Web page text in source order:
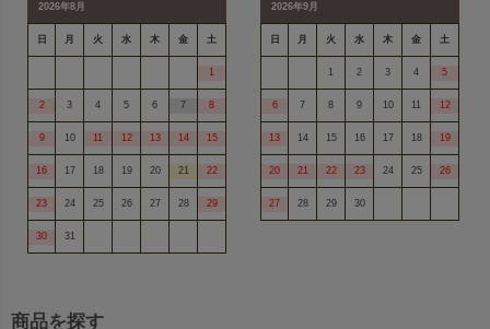
2026年8月
日 月 火 水 木 金 土
1
2 3 4 5 6 7 8
9 10 11 12 13 14 15
16 17 18 19 20 21 22
23 24 25 26 27 28 29
30 31
2026年9月
日 月 火 水 木 金 土
1 2 3 4 5
6 7 8 9 10 11 12
13 14 15 16 17 18 19
20 21 22 23 24 25 26
27 28 29 30
商品を探す